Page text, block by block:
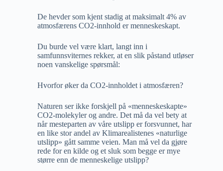
De hevder som kjent stadig at maksimalt 4% av
atmosfærens CO2-innhold er menneskeskapt.
Du burde vel være klart, langt inn i
samfunnsviternes rekker, at en slik påstand utløser
noen vanskelige spørsmål:
Hvorfor øker da CO2-innholdet i atmosfæren?
Naturen ser ikke forskjell på «menneskeskapte»
CO2-molekyler og andre. Det må da vel bety at
når mesteparten av våre utslipp er forsvunnet, har
en like stor andel av Klimarealistenes «naturlige
utslipp» gått samme veien. Man må vel da gjøre
rede for en kilde og et sluk som begge er mye
større enn de menneskelige utslipp?